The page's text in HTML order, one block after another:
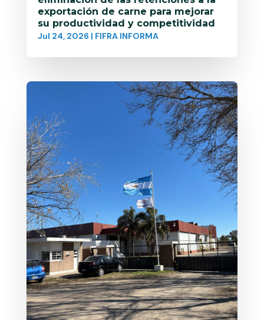
exportación de carne para mejorar
su productividad y competitividad
Jul 24, 2026 | FIFRA INFORMA